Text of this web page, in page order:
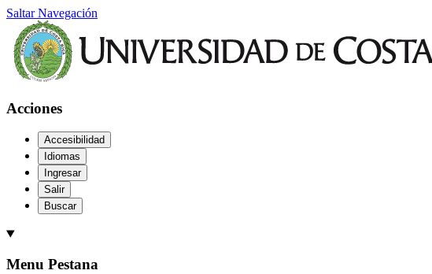
Saltar Navegación
Acciones
Accesibilidad
Idiomas
Ingresar
Salir
Buscar
Menu Pestana